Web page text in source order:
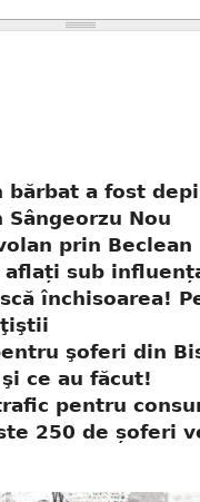
bărbat a fost
Nou
prin Beclean
aflați sub
închisoarea!
şoferi din
ce au făcut!
pentru
250 de șoferi